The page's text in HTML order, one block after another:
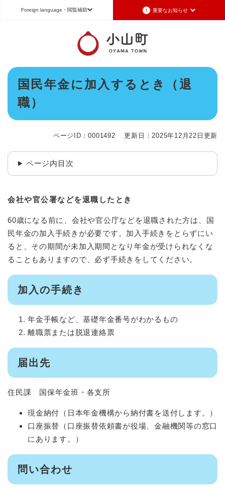
メニューを飛ばして本文へ
Foreign language ・閲覧補助 重要なお知らせ
重要なお知らせ
令和8年6月26日発生の地震被害に対する支援制度のお知らせ
2026年6月28日更新
地震による断水は6月28日午後5時に復旧しました
2026年6月28日更新
2026年6月27日更新
Foreign language
日本語（Japanese） English（英語）
中文（簡体字）
Português（ポルトガル語）
한국어（韓国語）
文字サイズ
本
国民年金に加入するとき（退
職）
ページID：0001492 更新日：2025年12月22日更新
ページ内目次
会社や官公署などを退職したとき
60歳になる前に、会社や官公庁などを退職された方は、国
民年金の加入手続きが必要です。加入手続きをとらずにい
ると、その期間が未加入期間となり年金が受けられなくな
ることもありますので、必ず手続きをしてください。
加入の手続き
年金手帳など、基礎年金番号がわかるもの
離職票または脱退連絡票
届出先
住民課 国保年金班・各支所
現金納付（日本年金機構から納付書を送付します。）
口座振替（口座振替依頼書が役場、金融機関等の窓口
にあります。）
問い合わせ